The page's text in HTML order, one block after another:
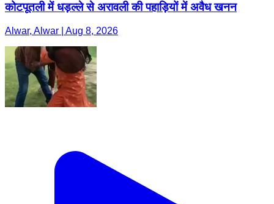
कोटपूतली में धड़ल्ले से अरावली की पहाड़ियों में अवैध खनन
Alwar, Alwar | Aug 8, 2026